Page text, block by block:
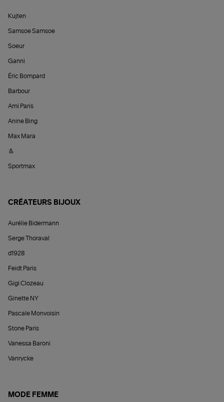
Kujten
Samsoe Samsoe
Soeur
Ganni
Éric Bompard
Barbour
Ami Paris
Anine Bing
Max Mara
&
Sportmax
CRÉATEURS BIJOUX
Aurélie Bidermann
Serge Thoraval
d1928
Feidt Paris
Gigi Clozeau
Ginette NY
Pascale Monvoisin
Stone Paris
Vanessa Baroni
Vanrycke
MODE FEMME